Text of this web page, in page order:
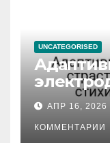
UNCATEGORISED
тезауруса
АПР 16, 2026
КОММЕНТАРИИ